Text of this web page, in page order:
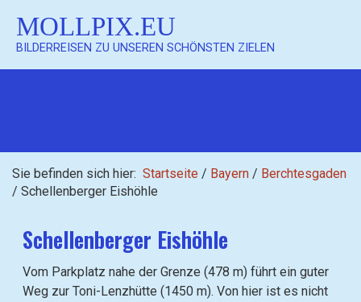
MOLLPIX.EU
BILDERREISEN ZU UNSEREN SCHÖNSTEN ZIELEN
Sie befinden sich hier: Startseite / Bayern / Berchtesgaden
/ Schellenberger Eishöhle
Schellenberger Eishöhle
Vom Parkplatz nahe der Grenze (478 m) führt ein guter
Weg zur Toni-Lenzhütte (1450 m). Von hier ist es nicht